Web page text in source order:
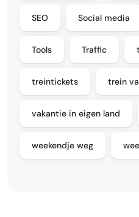
SEO Social media
Tools Traffic
treintickets trein
vakantie in eigen land
weekendje weg